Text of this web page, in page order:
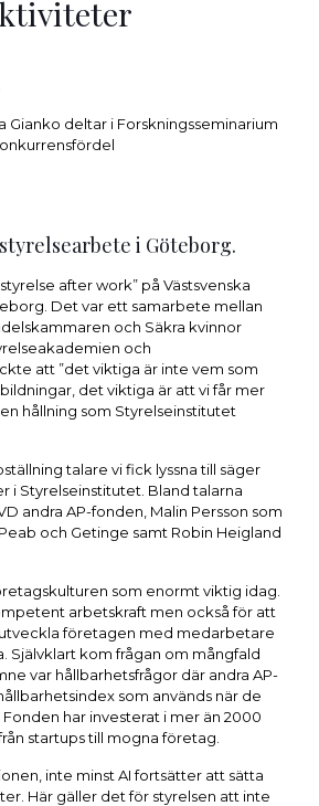
Gianko deltar i Forskningsseminarium
i Göteborg.
after work” på Västsvenska
Det var ett samarbete mellan
och Säkra kvinnor
och
att ”det viktiga är inte vem som
det viktiga är att vi får mer
hållning som Styrelseinstitutet
talare vi fick lyssna till säger
i Styrelseinstitutet. Bland talarna
andra AP-fonden, Malin Persson som
och Getinge samt Robin Heigland
som enormt viktig idag.
arbetskraft men också för att
företagen med medarbetare
Självklart kom frågan om mångfald
var hållbarhetsfrågor där andra AP-
som används när de
har investerat i mer än 2000
startups till mogna företag.
inte minst AI fortsätter att sätta
Här gäller det för styrelsen att inte